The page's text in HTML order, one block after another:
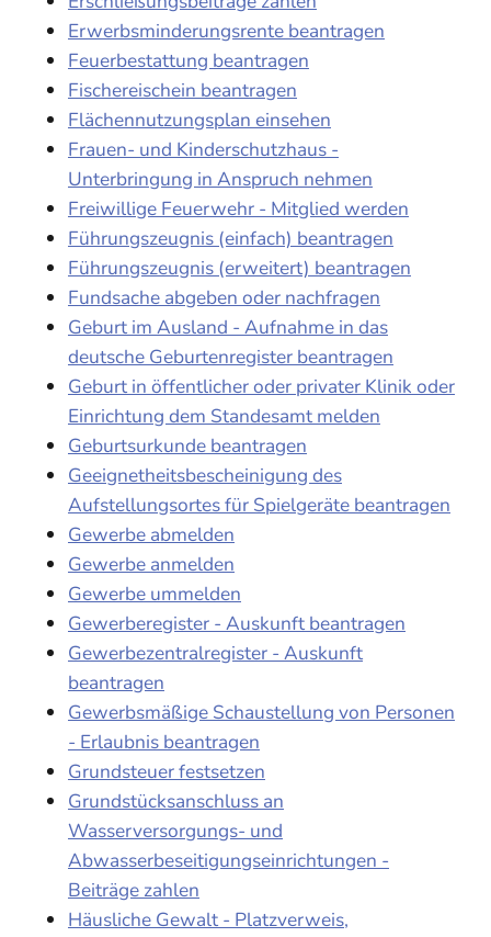
Erwerbsminderungsrente beantragen
Feuerbestattung beantragen
Fischereischein beantragen
Flächennutzungsplan einsehen
Frauen- und Kinderschutzhaus -
Unterbringung in Anspruch nehmen
Freiwillige Feuerwehr - Mitglied werden
Führungszeugnis (einfach) beantragen
Führungszeugnis (erweitert) beantragen
Fundsache abgeben oder nachfragen
Geburt im Ausland - Aufnahme in das
deutsche Geburtenregister beantragen
Geburt in öffentlicher oder privater Klinik oder
Einrichtung dem Standesamt melden
Geburtsurkunde beantragen
Geeignetheitsbescheinigung des
Aufstellungsortes für Spielgeräte beantragen
Gewerbe abmelden
Gewerbe anmelden
Gewerbe ummelden
Gewerberegister - Auskunft beantragen
Gewerbezentralregister - Auskunft
beantragen
Gewerbsmäßige Schaustellung von Personen
- Erlaubnis beantragen
Grundsteuer festsetzen
Grundstücksanschluss an
Wasserversorgungs- und
Abwasserbeseitigungseinrichtungen -
Beiträge zahlen
Häusliche Gewalt - Platzverweis,